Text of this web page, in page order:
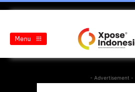
Menu
- Advertisement -